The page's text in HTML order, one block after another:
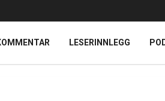
LESERINNLEGG